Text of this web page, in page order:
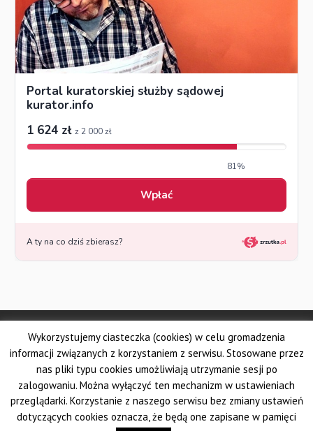
© Made by DSKS Frontis
Dolnośląskie Stowarzyszenie Kuratorów Sądowych FRONTIS
Fundacja PROBARE
Krajowe Stowarzyszenie Zawodowych Kuratorów Sądowych
Wielkopolskie Stowarzyszenie Kuratorów Sądowych
Pomorskie Stowarzyszenie Zawodowych Kuratorów Sądowych
Śląskie Stowarzyszenie Kuratorów Sądowych AUXILIUM
Krakowskie Stowarzyszenie Kuratorów Sądowych
Wykorzystujemy ciasteczka (cookies) w celu gromadzenia
informacji związanych z korzystaniem z serwisu. Stosowane przez
nas pliki typu cookies umożliwiają utrzymanie sesji po
zalogowaniu. Można wyłączyć ten mechanizm w ustawieniach
przeglądarki. Korzystanie z naszego serwisu bez zmiany ustawień
dotyczących cookies oznacza, że będą one zapisane w pamięci